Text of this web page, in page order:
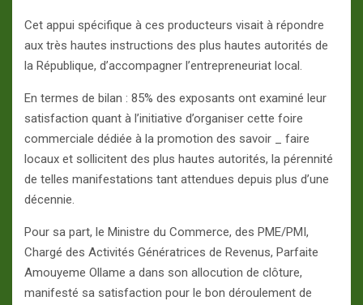
Cet appui spécifique à ces producteurs visait à répondre
aux très hautes instructions des plus hautes autorités de
la République, d’accompagner l’entrepreneuriat local.
En termes de bilan : 85% des exposants ont examiné leur
satisfaction quant à l’initiative d’organiser cette foire
commerciale dédiée à la promotion des savoir _ faire
locaux et sollicitent des plus hautes autorités, la pérennité
de telles manifestations tant attendues depuis plus d’une
décennie.
Pour sa part, le Ministre du Commerce, des PME/PMI,
Chargé des Activités Génératrices de Revenus, Parfaite
Amouyeme Ollame a dans son allocution de clôture,
manifesté sa satisfaction pour le bon déroulement de